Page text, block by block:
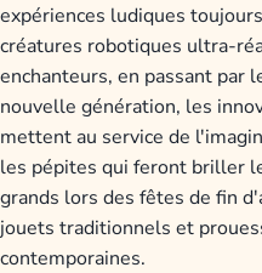
expériences ludiques
créatures robotiques ultra-
enchanteurs, en passant par
nouvelle génération, les
mettent au service de
les pépites qui feront briller
grands lors des fêtes de fin
jouets traditionnels et
contemporaines.